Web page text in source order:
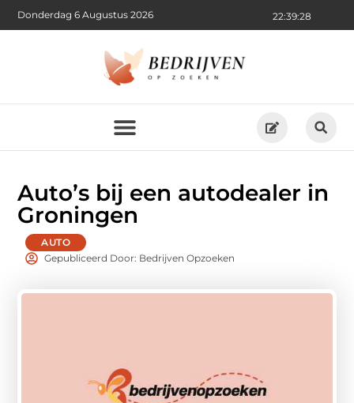
22:39:29
Donderdag 6 Augustus 2026
Auto’s bij een autodealer in
Groningen
AUTO
Gepubliceerd Door: Bedrijven Opzoeken